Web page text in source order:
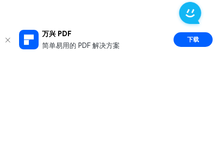
万兴 PDF
简单易用的 PDF 解决方案
下载